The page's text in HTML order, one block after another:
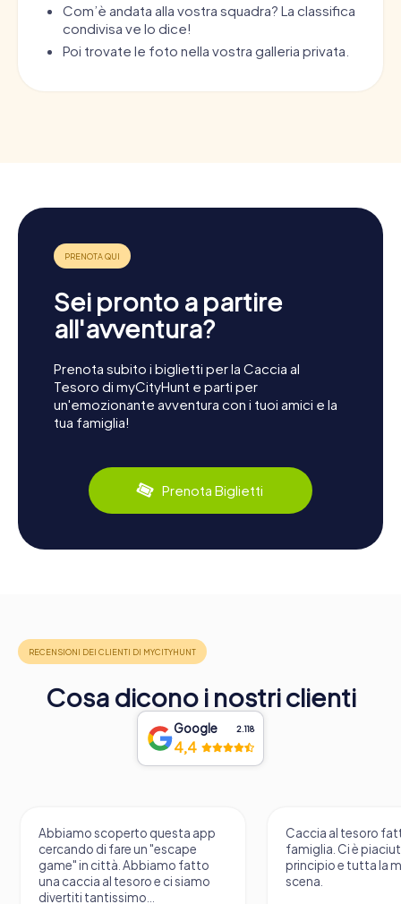
Com’è andata alla vostra squadra? La classifica
condivisa ve lo dice!
Poi trovate le foto nella vostra galleria privata.
Sei pronto a partire
all'avventura?
Prenota subito i biglietti per la Caccia al
Tesoro di myCityHunt e parti per
un'emozionante avventura con i tuoi amici e la
tua famiglia!
Prenota Biglietti
Cosa dicono i nostri clienti
Google 2.118
4,4
Abbiamo scoperto questa app
cercando di fare un "escape
game" in città. Abbiamo fatto
una caccia al tesoro e ci siamo
divertiti tantissimo...
Caccia al tesoro
famiglia. Ci è
principio e tutta la
scena.